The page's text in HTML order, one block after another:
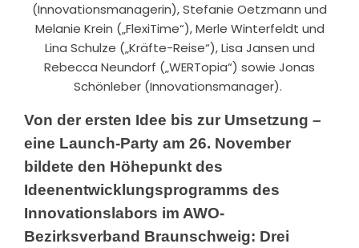
(Innovationsmanagerin), Stefanie Oetzmann und
Melanie Krein („FlexiTime“), Merle Winterfeldt und
Lina Schulze („Kräfte-Reise“), Lisa Jansen und
Rebecca Neundorf („WERTopia“) sowie Jonas
Schönleber (Innovationsmanager).
Von der ersten Idee bis zur Umsetzung –
eine Launch-Party am 26. November
bildete den Höhepunkt des
Ideenentwicklungsprogramms des
Innovationslabors im AWO-
Bezirksverband Braunschweig: Drei